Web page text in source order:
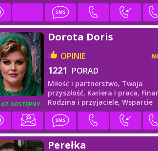
DOSTĘPNY
Dorota Doris
OPINIE
1221 PORAD
Miłość i partnerstwo, Twoja
przyszłość, Kariera i praca,
Rodzina i przyjaciele, Wsparcie
duchowe
Perełka